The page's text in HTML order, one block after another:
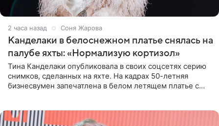
2 часа назад Соня Жарова
Канделаки в белоснежном платье снялась на
палубе яхты: «Нормализую кортизол»
Тина Канделаки опубликовала в своих соцсетях серию
снимков, сделанных на яхте. На кадрах 50-летняя
бизнесвумен запечатлена в белом летящем платье с